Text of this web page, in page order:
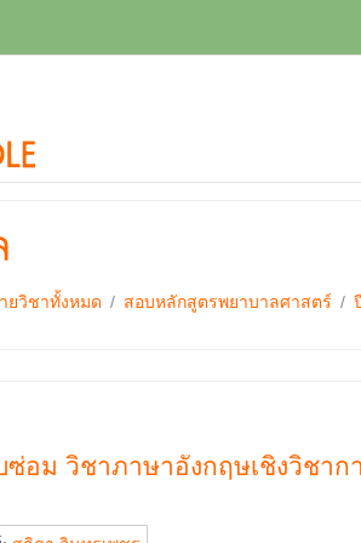
ยวิชาทั้งหมด สอบหลักสูตรพยาบาลศาสตร์
ซ่อม วิชาภาษาอังกฤษเชิงวิชาก